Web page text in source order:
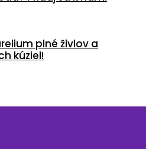
plné živlov a
kúziel!